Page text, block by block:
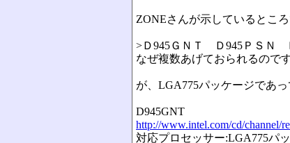
ZONEさんが示しているとこ
>Ｄ945ＧＮＴ Ｄ945ＰＳＮ
なぜ複数あげておられるので
が、LGA775パッケージであ
D945GNT
http://www.intel.com/cd/channel/
対応プロセッサー:LGA775パッ